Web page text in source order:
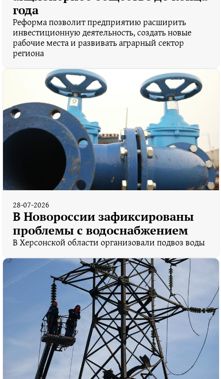
года
Реформа позволит предприятию расширить
инвестиционную деятельность, создать новые
рабочие места и развивать аграрный сектор
региона
28-07-2026
В Новороссии зафиксированы
проблемы с водоснабжением
В Херсонской области организовали подвоз воды